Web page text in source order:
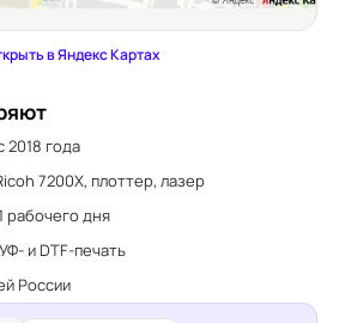
в Яндекс Картах
2018 года
7200X, плоттер, лазер
рабочего дня
и DTF-печать
России